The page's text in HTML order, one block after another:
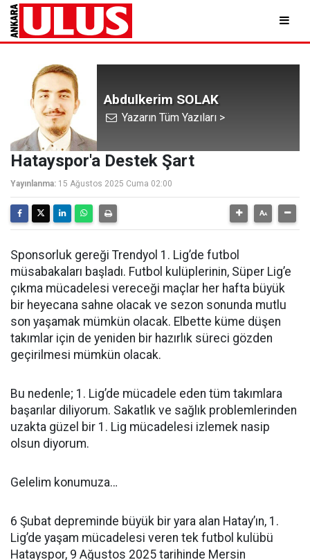
Abdulkerim SOLAK
Yazarın Tüm Yazıları >
Hatayspor'a Destek Şart
Yayınlanma: 15 Ağustos 2025 Cuma 02:00
Sponsorluk gereği Trendyol 1. Lig’de futbol
müsabakaları başladı. Futbol kulüplerinin, Süper Lig’e
çıkma mücadelesi vereceği maçlar her hafta büyük
bir heyecana sahne olacak ve sezon sonunda mutlu
son yaşamak mümkün olacak. Elbette küme düşen
takımlar için de yeniden bir hazırlık süreci gözden
geçirilmesi mümkün olacak.
Bu nedenle; 1. Lig’de mücadele eden tüm takımlara
başarılar diliyorum. Sakatlık ve sağlık problemlerinden
uzakta güzel bir 1. Lig mücadelesi izlemek nasip
olsun diyorum.
Gelelim konumuza…
6 Şubat depreminde büyük bir yara alan Hatay’ın, 1.
Lig’de yaşam mücadelesi veren tek futbol kulübü
Hatayspor, 9 Ağustos 2025 tarihinde Mersin